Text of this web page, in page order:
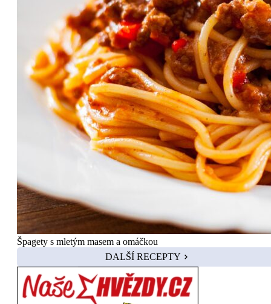
Špagety s mletým masem a omáčkou
DALŠÍ RECEPTY